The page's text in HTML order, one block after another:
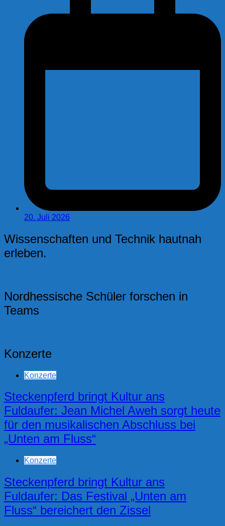
20. Juli 2026
Wissenschaften und Technik hautnah
erleben.
Nordhessische Schüler forschen in
Teams
Konzerte
Konzerte
Steckenpferd bringt Kultur ans
Fuldaufer: Jean Michel Aweh sorgt heute
für den musikalischen Abschluss bei
„Unten am Fluss“
Konzerte
Steckenpferd bringt Kultur ans
Fuldaufer: Das Festival „Unten am
Fluss“ bereichert den Zissel